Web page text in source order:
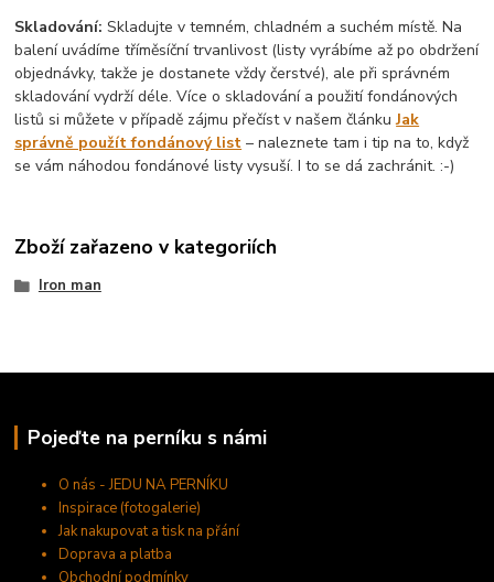
Skladování: Skladujte v temném, chladném a suchém místě. Na
balení uvádíme tříměsíční trvanlivost (listy vyrábíme až po obdržení
objednávky, takže je dostanete vždy čerstvé), ale při správném
skladování vydrží déle. Více o skladování a použití fondánových
listů si můžete v případě zájmu přečíst v našem článkuJak
správně použít fondánový list – naleznete tam i tip na to, když
se vám náhodou fondánové listy vysuší. I to se dá zachránit. :-)
Zboží zařazeno v kategoriích
Iron man
Pojeďte na perníku s námi
O nás - JEDU NA PERNÍKU
Inspirace (fotogalerie)
Jak nakupovat a tisk na přání
Doprava a platba
Obchodní podmínky